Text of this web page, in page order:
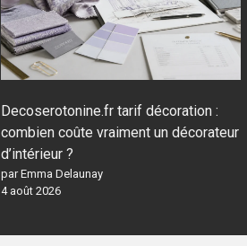
Decoserotonine.fr tarif décoration :
combien coûte vraiment un décorateur
d’intérieur ?
par Emma Delaunay
4 août 2026